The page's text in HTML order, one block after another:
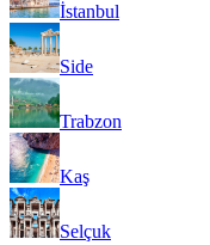
İstanbul
Side
Trabzon
Kaş
Selçuk